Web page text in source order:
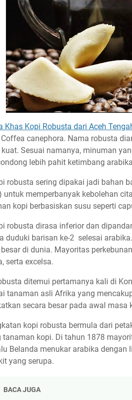
Khas Kopi Robusta dari Aceh
canephora. Nama robusta
kuat. Sesuai namanya, minuman
lebih pahit ketimbang
robusta sering dipakai jadi bahan
untuk memperbanyak kebolehan
kopi berbasiskan susu seperti
robusta dirasa inferior dan
duduki barisan ke-2 selesai
di dunia. Mayoritas
serta excelsa.
ditemui pertamanya kali di
tanaman asli Afrika yang
secara besar pada awal masa
kopi robusta bermula dari
tanaman kopi. Di tahun 1878
Belanda menukar arabika dengan
yang serupa.
BACA JUGA